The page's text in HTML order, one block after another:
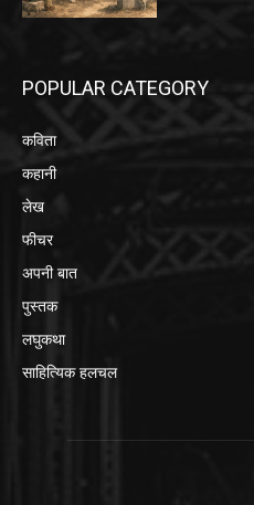
POPULAR CATEGORY
कविता
कहानी
लेख
फीचर
अपनी बात
पुस्तक
लघुकथा
साहित्यिक हलचल